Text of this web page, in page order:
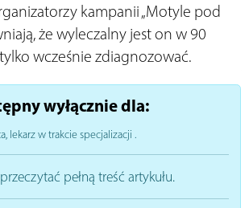
kampanii „Motyle pod
że wyleczalny jest on w 90
wcześnie zdiagnozować.
wyłącznie dla:
lekarz w trakcie specjalizacji .
pełną treść artykułu.